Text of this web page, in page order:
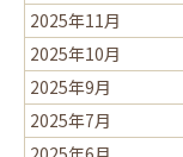
2025年11月
2025年10月
2025年9月
2025年7月